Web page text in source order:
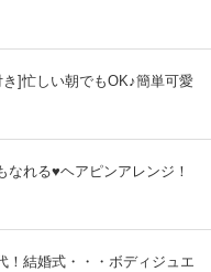
]忙しい朝でもOK♪簡単可愛
れる♥ヘアピンアレンジ！
！結婚式・・・ボディジュエ